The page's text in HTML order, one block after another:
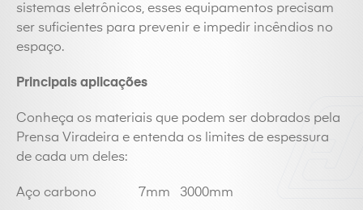
sistemas eletrônicos, esses equipamentos precisam
ser suficientes para prevenir e impedir incêndios no
espaço.
Principais aplicações
Conheça os materiais que podem ser dobrados pela
Prensa Viradeira e entenda os limites de espessura
de cada um deles:
Aço carbono 7mm 3000mm